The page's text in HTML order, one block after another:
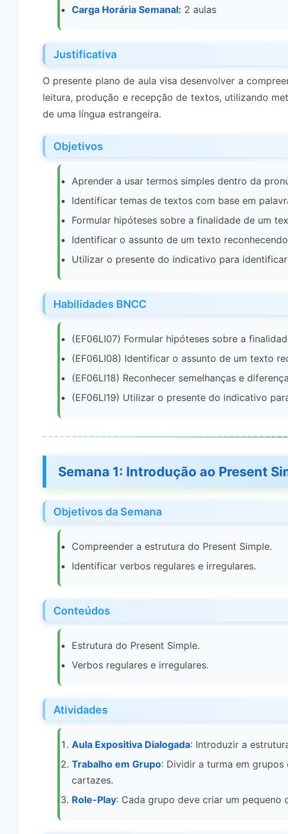
Carga Horária Semanal: 2 aulas
Justificativa
O presente plano de aula visa desenvolver a
leitura, produção e recepção de textos, utilizando
de uma língua estrangeira.
Objetivos
Aprender a usar termos simples dentro da
Identificar temas de textos com base em
Formular hipóteses sobre a finalidade de um
Identificar o assunto de um texto
Utilizar o presente do indicativo para
Habilidades BNCC
(EF06LI07) Formular hipóteses sobre a
(EF06LI08) Identificar o assunto de um texto
(EF06LI18) Reconhecer semelhanças e
(EF06LI19) Utilizar o presente do indicativo
Semana 1: Introdução ao Present
Objetivos da Semana
Compreender a estrutura do Present Simple.
Identificar verbos regulares e irregulares.
Conteúdos
Estrutura do Present Simple.
Verbos regulares e irregulares.
Atividades
Aula Expositiva Dialogada: Introduzir a
Trabalho em Grupo: Dividir a turma em
cartazes.
Role-Play: Cada grupo deve criar um pequeno